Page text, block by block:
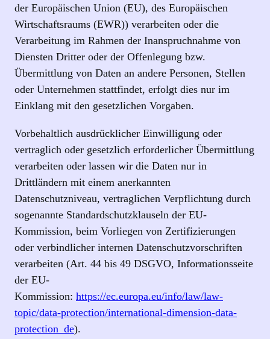
der Europäischen Union (EU), des Europäischen
Wirtschaftsraums (EWR)) verarbeiten oder die
Verarbeitung im Rahmen der Inanspruchnahme von
Diensten Dritter oder der Offenlegung bzw.
Übermittlung von Daten an andere Personen, Stellen
oder Unternehmen stattfindet, erfolgt dies nur im
Einklang mit den gesetzlichen Vorgaben.
Vorbehaltlich ausdrücklicher Einwilligung oder
vertraglich oder gesetzlich erforderlicher Übermittlung
verarbeiten oder lassen wir die Daten nur in
Drittländern mit einem anerkannten
Datenschutzniveau, vertraglichen Verpflichtung durch
sogenannte Standardschutzklauseln der EU-
Kommission, beim Vorliegen von Zertifizierungen
oder verbindlicher internen Datenschutzvorschriften
verarbeiten (Art. 44 bis 49 DSGVO, Informationsseite
der EU-
Kommission: https://ec.europa.eu/info/law/law-
topic/data-protection/international-dimension-data-
protection_de).